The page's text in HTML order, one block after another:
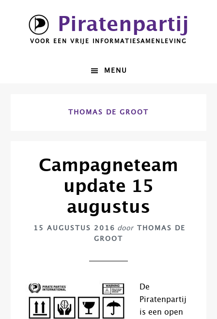
hoofdnavigatie
Piratenpartij
VOOR EEN VRIJE INFORMATIESAMENLEVING
MENU
THOMAS DE GROOT
Campagneteam
update 15
augustus
15 AUGUSTUS 2016 door THOMAS DE
GROOT
De
Piratenpartij
is een open